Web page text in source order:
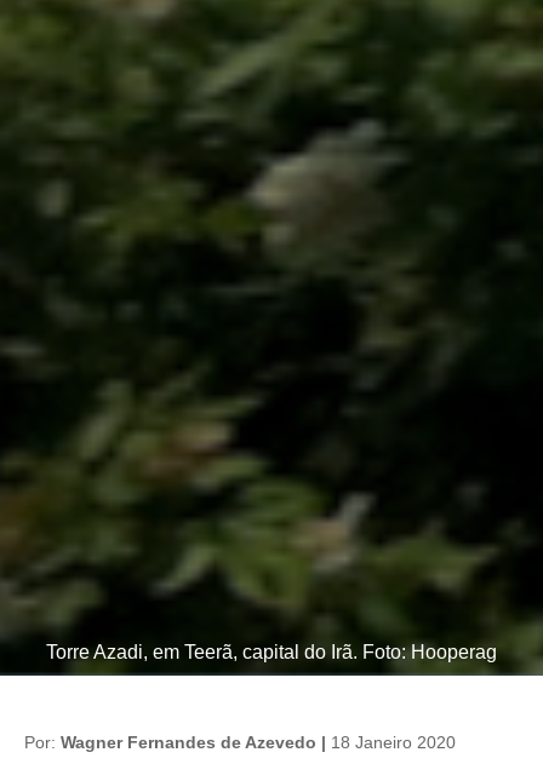
Torre Azadi, em Teerã, capital do Irã. Foto: Hooperag
Por: Wagner Fernandes de Azevedo | 18 Janeiro 2020